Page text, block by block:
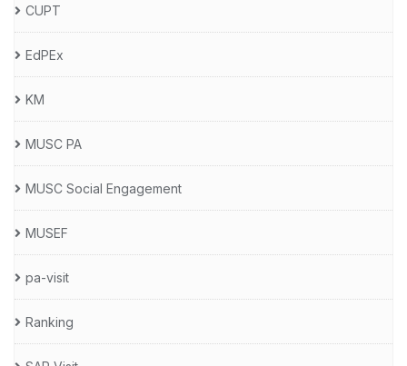
CUPT
EdPEx
KM
MUSC PA
MUSC Social Engagement
MUSEF
pa-visit
Ranking